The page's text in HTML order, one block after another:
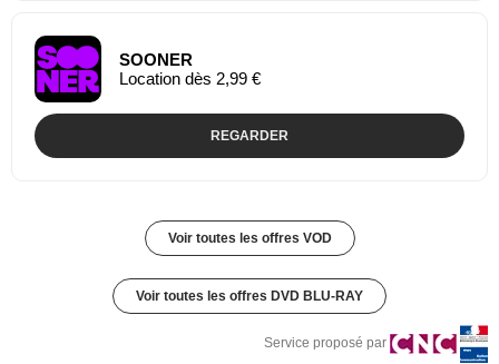
SOONER
Location dès 2,99 €
REGARDER
Voir toutes les offres VOD
Voir toutes les offres DVD BLU-RAY
Service proposé par